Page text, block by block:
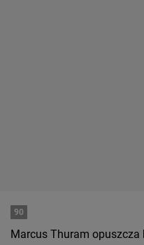
90
Marcus Thuram